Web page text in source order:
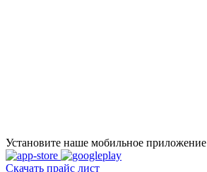
Установите наше мобильное приложение
Скачать прайс лист